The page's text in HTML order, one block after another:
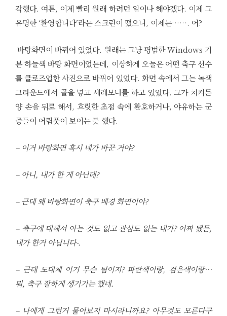
각했다. 여튼, 이제 빨리 원래 하려던 일이나 해야겠다. 이제 그
유명한 ‘환영합니다’라는 스크린이 떴으니, 이제는……. 어?
바탕화면이 바뀌어 있었다. 원래는 그냥 평범한 Windows 기
본 하늘색 바탕 화면이었는데, 이상하게 오늘은 어떤 축구 선수
를 클로즈업한 사진으로 바뀌어 있었다. 화면 속에서 그는 녹색
그라운드에서 골을 넣고 세레모니를 하고 있었다. 그가 치켜든
양 손을 뒤로 해서, 흐릿한 초점 속에 환호하거나, 야유하는 군
중들이 어렴풋이 보이는 듯 했다.
– 이거 바탕화면 혹시 네가 바꾼 거야?
– 아니, 내가 한 게 아닌데?
– 근데 왜 바탕화면이 축구 배경 화면이야?
– 축구에 대해서 아는 것도 없고 관심도 없는 내가? 어찌 됐든,
내가 한거 아닙니다-.
– 근데 도대체 이거 무슨 팀이지? 파란색이랑, 검은색이랑…
뭐, 축구 잘하게 생기기는 했네.
– 나에게 그런거 물어보지 마시라니까요? 아무것도 모른다구